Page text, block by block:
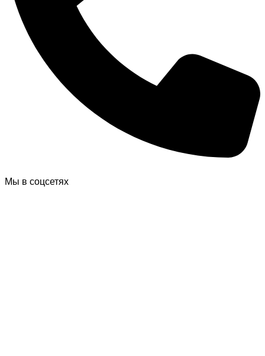
Мы в соцсетях